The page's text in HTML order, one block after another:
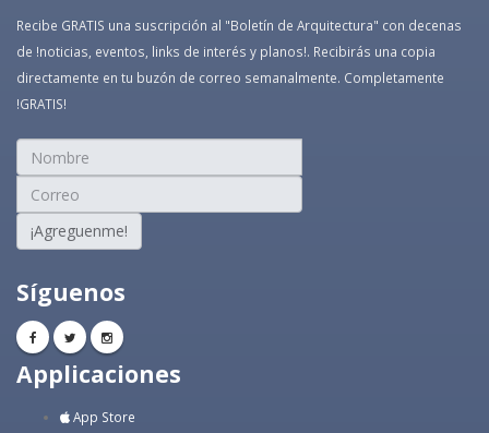
Recibe GRATIS una suscripción al "Boletín de Arquitectura" con decenas
de !noticias, eventos, links de interés y planos!. Recibirás una copia
directamente en tu buzón de correo semanalmente. Completamente
!GRATIS!
¡Agreguenme!
Síguenos
Applicaciones
App Store